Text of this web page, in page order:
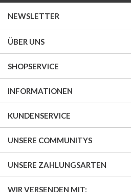
NEWSLETTER
ÜBER UNS
SHOPSERVICE
INFORMATIONEN
KUNDENSERVICE
UNSERE COMMUNITYS
UNSERE ZAHLUNGSARTEN
WIR VERSENDEN MIT: